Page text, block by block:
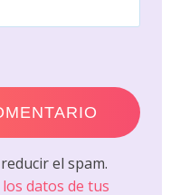
el spam.
datos de tus